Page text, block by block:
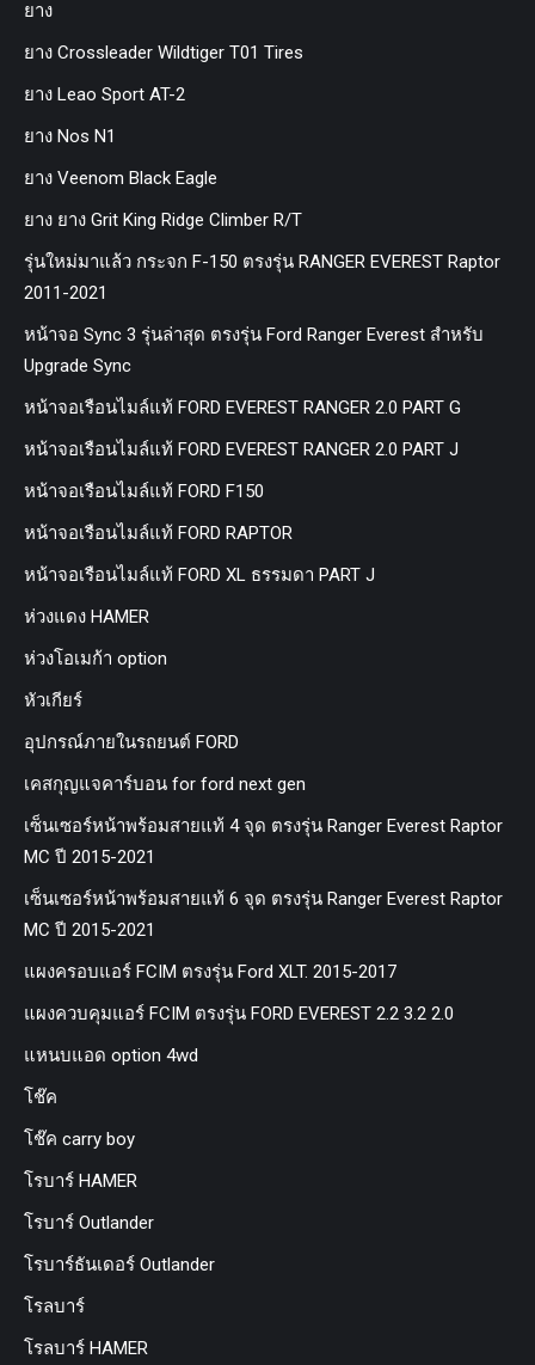
ยาง
ยาง Crossleader Wildtiger T01 Tires
ยาง Leao Sport AT-2
ยาง Nos N1
ยาง Veenom Black Eagle
ยาง ยาง Grit King Ridge Climber R/T
รุ่นใหม่มาแล้ว กระจก F-150 ตรงรุ่น RANGER EVEREST Raptor
2011-2021
หน้าจอ Sync 3 รุ่นล่าสุด ตรงรุ่น Ford Ranger Everest สำหรับ
Upgrade Sync
หน้าจอเรือนไมล์แท้ FORD EVEREST RANGER 2.0 PART G
หน้าจอเรือนไมล์แท้ FORD EVEREST RANGER 2.0 PART J
หน้าจอเรือนไมล์แท้ FORD F150
หน้าจอเรือนไมล์แท้ FORD RAPTOR
หน้าจอเรือนไมล์แท้ FORD XL ธรรมดา PART J
ห่วงแดง HAMER
ห่วงโอเมก้า option
หัวเกียร์
อุปกรณ์ภายในรถยนต์ FORD
เคสกุญแจคาร์บอน for ford next gen
เซ็นเซอร์หน้าพร้อมสายแท้ 4 จุด ตรงรุ่น Ranger Everest Raptor
MC ปี 2015-2021
เซ็นเซอร์หน้าพร้อมสายแท้ 6 จุด ตรงรุ่น Ranger Everest Raptor
MC ปี 2015-2021
แผงครอบแอร์ FCIM ตรงรุ่น Ford XLT. 2015-2017
แผงควบคุมแอร์ FCIM ตรงรุ่น FORD EVEREST 2.2 3.2 2.0
แหนบแอด option 4wd
โช๊ค
โช๊ค carry boy
โรบาร์ HAMER
โรบาร์ Outlander
โรบาร์ธันเดอร์ Outlander
โรลบาร์
โรลบาร์ HAMER